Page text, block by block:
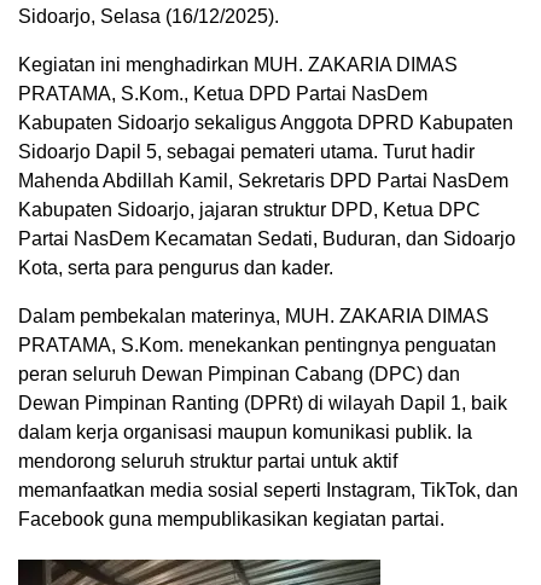
Sidoarjo, Selasa (16/12/2025).
Kegiatan ini menghadirkan MUH. ZAKARIA DIMAS
PRATAMA, S.Kom., Ketua DPD Partai NasDem
Kabupaten Sidoarjo sekaligus Anggota DPRD Kabupaten
Sidoarjo Dapil 5, sebagai pemateri utama. Turut hadir
Mahenda Abdillah Kamil, Sekretaris DPD Partai NasDem
Kabupaten Sidoarjo, jajaran struktur DPD, Ketua DPC
Partai NasDem Kecamatan Sedati, Buduran, dan Sidoarjo
Kota, serta para pengurus dan kader.
Dalam pembekalan materinya, MUH. ZAKARIA DIMAS
PRATAMA, S.Kom. menekankan pentingnya penguatan
peran seluruh Dewan Pimpinan Cabang (DPC) dan
Dewan Pimpinan Ranting (DPRt) di wilayah Dapil 1, baik
dalam kerja organisasi maupun komunikasi publik. Ia
mendorong seluruh struktur partai untuk aktif
memanfaatkan media sosial seperti Instagram, TikTok, dan
Facebook guna mempublikasikan kegiatan partai.